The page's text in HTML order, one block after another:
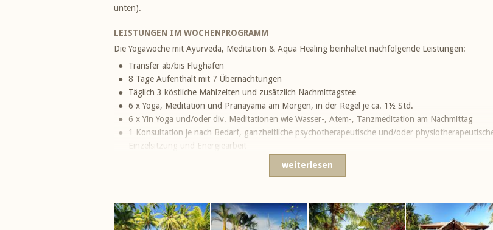
unten).
LEISTUNGEN IM WOCHENPROGRAMM
Die Yogawoche mit Ayurveda, Meditation & Aqua Healing beinhaltet nachfolgende Leistungen:
Transfer ab/bis Flughafen
8 Tage Aufenthalt mit 7 Übernachtungen
Täglich 3 köstliche Mahlzeiten und zusätzlich Nachmittagstee
6 x Yoga, Meditation und Pranayama am Morgen, in der Regel je ca. 1½ Std.
6 x Yin Yoga und/oder div. Meditationen wie Wasser-, Atem-, Tanzmeditation am Nachmittag
1 Konsultation je nach Bedarf, ganzheitliche psychotherapeutische und/oder
Einzelsitzung und Energiearbeit
5 x 1h Massagebehandlung, z.B. Ayurveda Abhyanga, Balinesische Massage, Fussreflexologie, je
1 x Aqua Healing Session mit Vor- und Nachbetreuung
7 x Ölziehen am Morgen mit Kokosöl zur inneren Reinigung
weiterlesen